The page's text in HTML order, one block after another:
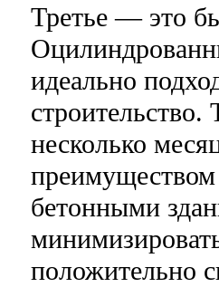
Третье — это
идеально
строительство.
несколько
бетонными
положительно